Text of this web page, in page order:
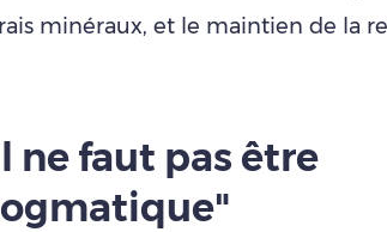
minéraux, et le maintien de la
ne faut pas être